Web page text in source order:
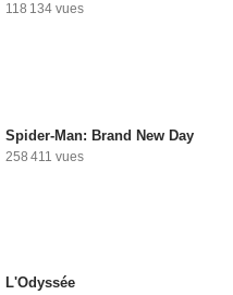
118 134 vues
Spider-Man: Brand New Day
258 411 vues
L'Odyssée